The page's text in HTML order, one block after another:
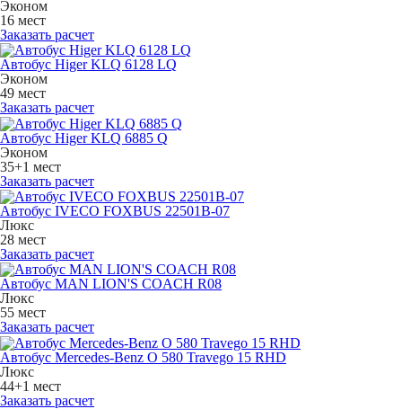
Эконом
16 мест
Заказать расчет
Автобус Higer KLQ 6128 LQ
Эконом
49 мест
Заказать расчет
Автобус Higer KLQ 6885 Q
Эконом
35+1 мест
Заказать расчет
Автобус IVECO FOXBUS 22501В-07
Люкс
28 мест
Заказать расчет
Автобус MAN LION'S COACH R08
Люкс
55 мест
Заказать расчет
Автобус Mercedes-Benz O 580 Travego 15 RHD
Люкс
44+1 мест
Заказать расчет